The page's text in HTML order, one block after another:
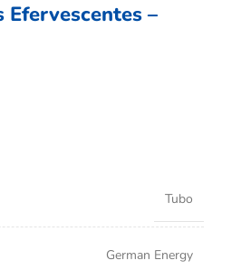
Efervescentes –
Tubo
German Energy